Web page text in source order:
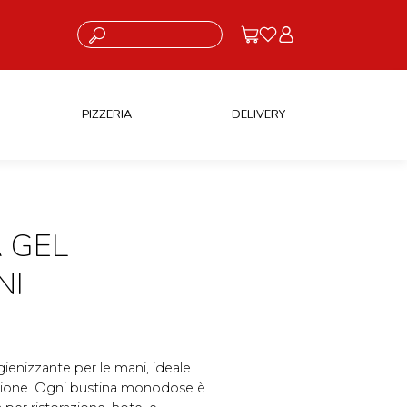
Cosa stai cercando?
PIZZERIA DELIVERY
per le mani, ideale
Ogni bustina monodose è